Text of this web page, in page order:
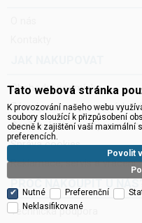
Obchodní podmínky
Zásady ochrany osobních
Ceník balného a dopravného
Správa cookies
Reklamace, servis a vrácení
Technická podpora
Tato webová stránka
K provozování našeho webu
soubory sloužící k přizpůsobení
obecně k zajištění vaší maximální
preferencích.
Povolit
Nutné Preferenční
Neklasifikované